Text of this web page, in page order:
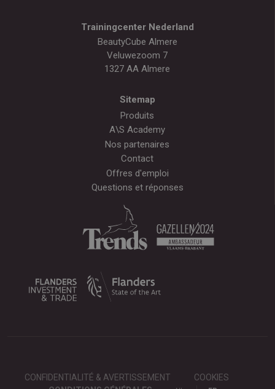
Trainingcenter Nederland
BeautyCube Almere
Veluwezoom 7
1327 AA Almere
Sitemap
Produits
A\S Academy
Nos partenaires
Contact
Offres d'emploi
Questions et réponses
CONFIDENTIALITÉ & AVERTISSEMENT
COOKIES